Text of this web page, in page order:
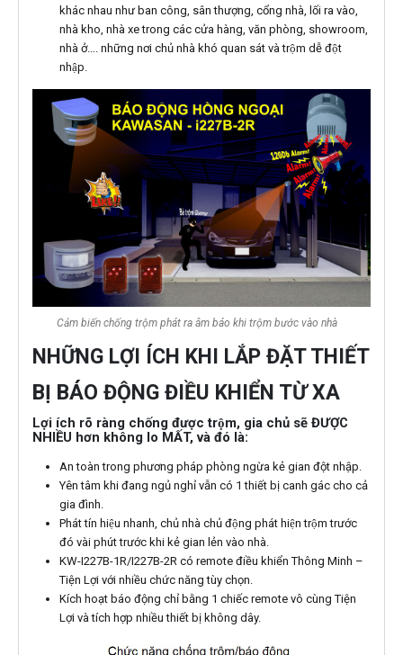
khác nhau như ban công, sân thượng, cổng nhà, lối ra vào,
nhà kho, nhà xe trong các cửa hàng, văn phòng, showroom,
nhà ở…. những nơi chủ nhà khó quan sát và trộm dễ đột
nhập.
Cảm biến chống trộm phát ra âm báo khi trộm bước vào nhà
NHỮNG LỢI ÍCH KHI LẮP ĐẶT THIẾT
BỊ BÁO ĐỘNG ĐIỀU KHIỂN TỪ XA
Lợi ích rõ ràng chống được trộm, gia chủ sẽ ĐƯỢC
NHIỀU hơn không lo MẤT, và đó là:
An toàn trong phương pháp phòng ngừa kẻ gian đột nhập.
Yên tâm khi đang ngủ nghỉ vẫn có 1 thiết bị canh gác cho cả
gia đình.
Phát tín hiệu nhanh, chủ nhà chủ động phát hiện trộm trước
đó vài phút trước khi kẻ gian lẻn vào nhà.
KW-I227B-1R/I227B-2R có remote điều khiển Thông Minh –
Tiện Lợi với nhiều chức năng tùy chọn.
Kích hoạt báo động chỉ bằng 1 chiếc remote vô cùng Tiện
Lợi và tích hợp nhiều thiết bị không dây.